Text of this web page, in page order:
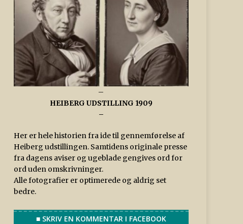
–
HEIBERG UDSTILLING 1909
–
Her er hele historien fra ide til gennemførelse af
Heiberg udstillingen. Samtidens originale presse
fra dagens aviser og ugeblade gengives ord for
ord uden omskrivninger.
Alle fotografier er optimerede og aldrig set
bedre.
■ SKRIV EN KOMMENTAR I FACEBOOK